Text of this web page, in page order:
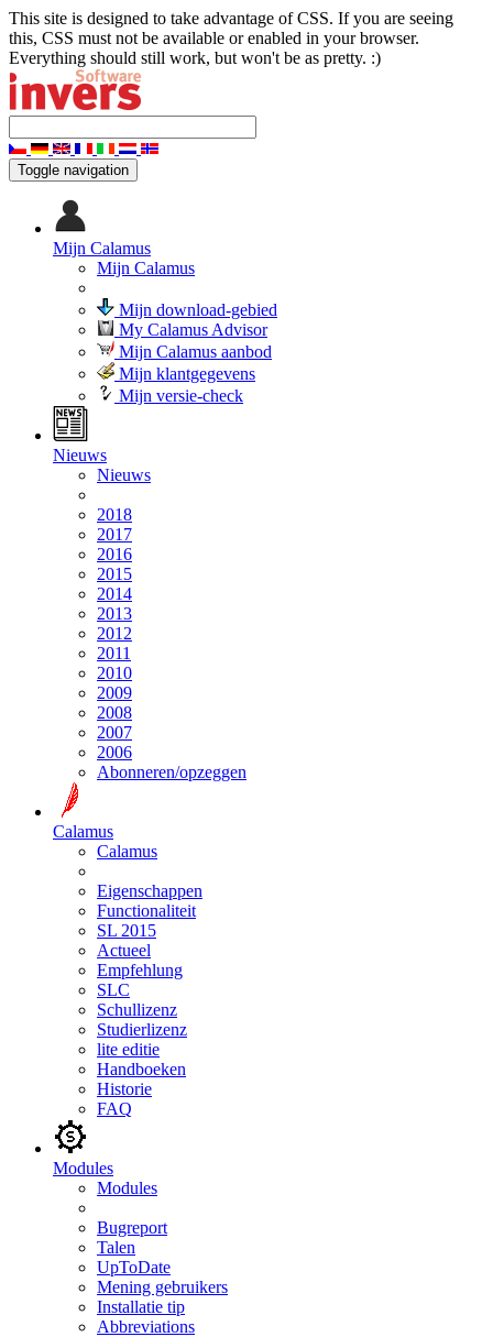
This site is designed to take advantage of CSS. If you are seeing
this, CSS must not be available or enabled in your browser.
Everything should still work, but won't be as pretty. :)
Toggle navigation
Mijn Calamus
Mijn Calamus
Mijn download-gebied
My Calamus Advisor
Mijn Calamus aanbod
Mijn klantgegevens
Mijn versie-check
Nieuws
Nieuws
2018
2017
2016
2015
2014
2013
2012
2011
2010
2009
2008
2007
2006
Abonneren/opzeggen
Calamus
Calamus
Eigenschappen
Functionaliteit
SL 2015
Actueel
Empfehlung
SLC
Schullizenz
Studierlizenz
lite editie
Handboeken
Historie
FAQ
Modules
Modules
Bugreport
Talen
UpToDate
Mening gebruikers
Installatie tip
Abbreviations